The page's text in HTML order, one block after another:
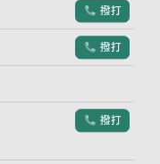
電話符號
撥打
電話符號
撥打
電話符號
撥打